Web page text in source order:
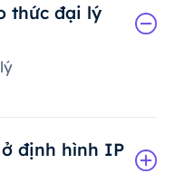
thức đại lý
định hình IP